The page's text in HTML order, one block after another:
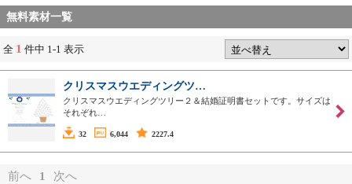
無料素材一覧
全 1 件中 1-1 表示
クリスマスウエディングツ…
クリスマスウエディングツリー２＆結婚証明書セットです。サイズは
それぞれ…
32 6,044 2227.4
前へ 1 次へ